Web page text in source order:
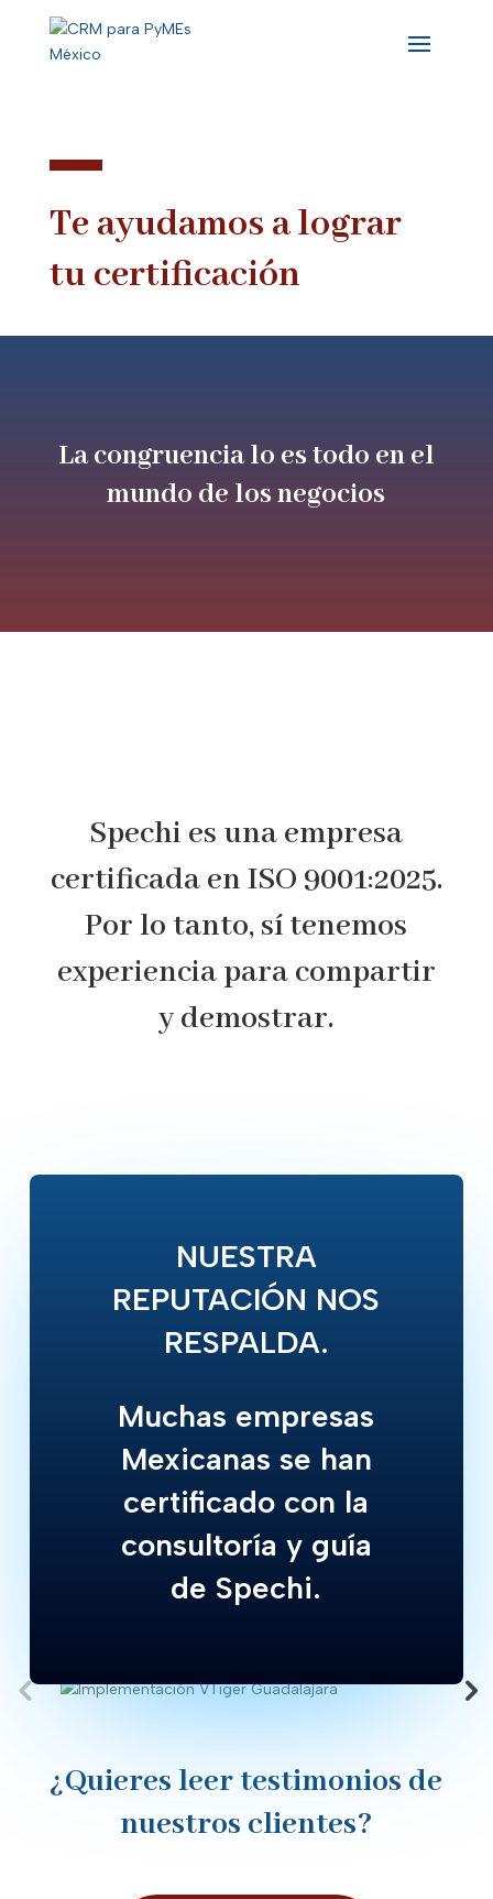
Te ayudamos a lograr
tu certificación
La congruencia lo es todo en el
mundo de los negocios
Spechi es una empresa
certificada en ISO 9001:2025.
Por lo tanto, sí tenemos
experiencia para compartir
y demostrar.
NUESTRA
REPUTACIÓN NOS
RESPALDA.
Muchas empresas
Mexicanas se han
certificado con la
consultoría y guía
de Spechi.
¿Quieres leer testimonios de
nuestros clientes?